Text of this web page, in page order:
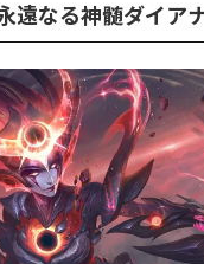
遠なる神髄ダイア